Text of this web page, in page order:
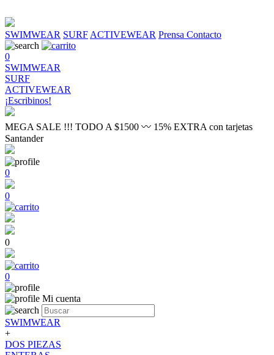
SWIMWEAR SURF ACTIVEWEAR Prensa Contacto
0
SWIMWEAR
SURF
ACTIVEWEAR
¡Escribinos!
MEGA SALE !!! TODO A $1500 〰 15% EXTRA con tarjetas
Santander
0
0
0
0
Mi cuenta
SWIMWEAR
+
DOS PIEZAS